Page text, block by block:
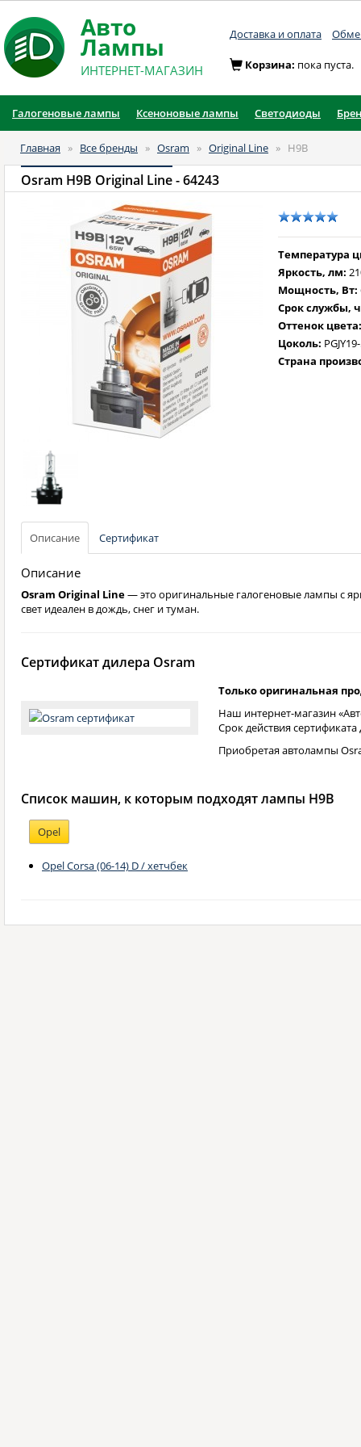
Авто
Лампы
ИНТЕРНЕТ-МАГАЗИН
Доставка и оплата
Корзина: пока пуста.
Галогеновые лампы Ксеноновые лампы Светодиоды
Главная » Все бренды » Osram » Original Line » H9B
Osram H9B Original Line- 64243
Температура
Яркость, лм:
Мощность, Вт:
Срок службы,
Оттенок
Цоколь:
Страна
Описание Сертификат
Описание
Osram Original Line— это оригинальные галогеновые лампы с
свет идеален в дождь, снег и туман.
Сертификат дилера Osram
Только оригинальная
Наш интернет-магазин
Срок действия сертификата
Приобретая автолампы
Список машин, к которым подходят лампы H9B
Opel
Opel Corsa (06-14) D / хетчбек